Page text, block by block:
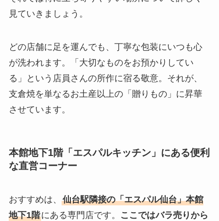
見ていきましょう。
どの店舗に足を運んでも、丁寧な包装にいつも心
が洗われます。「大切なものをお預かりしてい
る」という店員さんの所作に宿る敬意。それが、
支倉焼を単なるお土産以上の「贈りもの」に昇華
させています。
本館地下1階「エスパルキッチン」にある便利
な直営コーナー
おすすめは、 仙台駅隣接の「エスパル仙台」本館
地下1階にある専門店です。
ここではバラ売りから